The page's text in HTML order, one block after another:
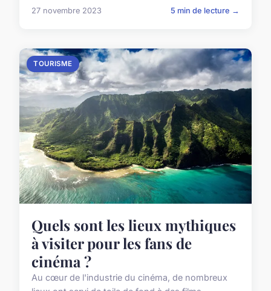
27 novembre 2023 5 min de lecture →
TOURISME
Quels sont les lieux mythiques
à visiter pour les fans de
cinéma ?
Au cœur de l'industrie du cinéma, de nombreux